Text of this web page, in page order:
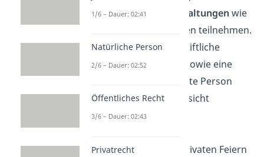
öffentlichen Veranstaltungen wie
Discos oder Konzerten teilnehmen.
Dabei muss eine schriftliche
Erlaubnis der Eltern sowie eine
erziehungsbeauftragte Person
vorliegen, die die Aufsicht
übernimmt.
Private Feiern
: Bei privaten Feiern
1/6 – Dauer: 02:41
Natürliche Person
2/6 – Dauer: 02:52
Öffentliches Recht
3/6 – Dauer: 02:43
Privatrecht